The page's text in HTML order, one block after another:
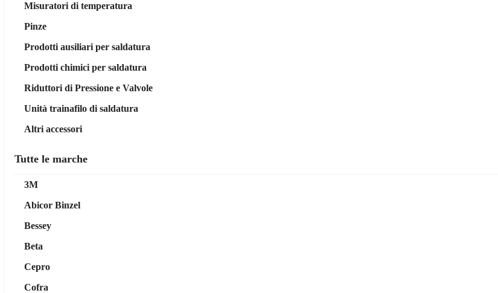
Misuratori di temperatura
Pinze
Prodotti ausiliari per saldatura
Prodotti chimici per saldatura
Riduttori di Pressione e Valvole
Unità trainafilo di saldatura
Altri accessori
Tutte le marche
3M
Abicor Binzel
Bessey
Beta
Cepro
Cofra